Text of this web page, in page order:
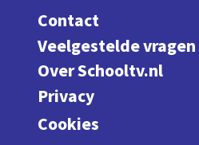
Contact
Veelgestelde vragen
Over Schooltv.nl
Privacy
Cookies